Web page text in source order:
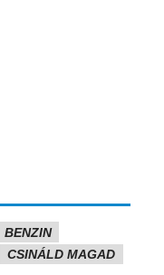
BENZIN
CSINÁLD MAGAD